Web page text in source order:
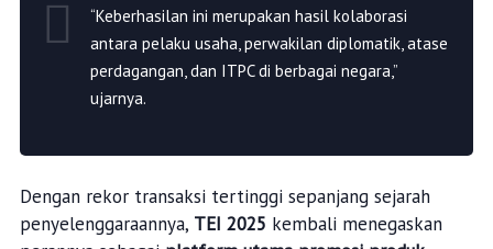
“Keberhasilan ini merupakan hasil kolaborasi
antara pelaku usaha, perwakilan diplomatik, atase
perdagangan, dan ITPC di berbagai negara,”
ujarnya.
Dengan rekor transaksi tertinggi sepanjang sejarah
penyelenggaraannya, TEI 2025 kembali menegaskan